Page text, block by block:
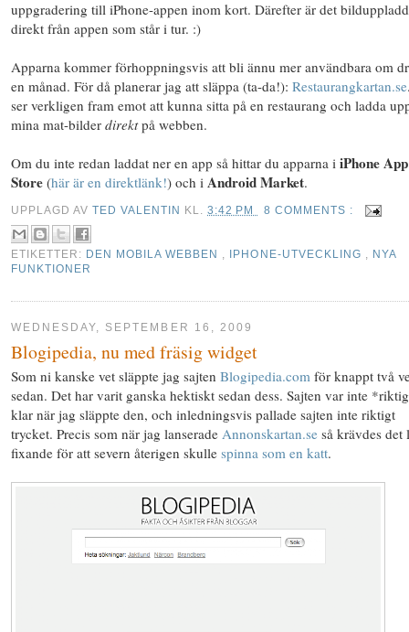
uppgradering till iPhone-appen inom kort. Därefter är det
direkt från appen som står i tur. :)
Apparna kommer förhoppningsvis att bli ännu mer användbara om
en månad. För då planerar jag att släppa (ta-da!): Restaurangkartan.se
ser verkligen fram emot att kunna sitta på en restaurang och ladda
mina mat-bilder direktpå webben.
Om du inte redan laddat ner en app så hittar du apparna i iPhone App
Store (här är en direktlänk!) och i Android Market.
UPPLAGD AVTED VALENTIN KL.3:42 PM 8 COMMENTS :
ETIKETTER: DEN MOBILA WEBBEN , IPHONE-UTVECKLING , NYA
FUNKTIONER
WEDNESDAY, SEPTEMBER 16, 2009
Blogipedia, nu med fräsig widget
Som ni kanske vet släppte jag sajten Blogipedia.com för knappt två
sedan. Det har varit ganska hektiskt sedan dess. Sajten var inte
klar när jag släppte den, och inledningsvis pallade sajten inte riktigt
trycket. Precis som när jag lanserade Annonskartan.se så krävdes det
fixande för att severn återigen skulle spinna som en katt.